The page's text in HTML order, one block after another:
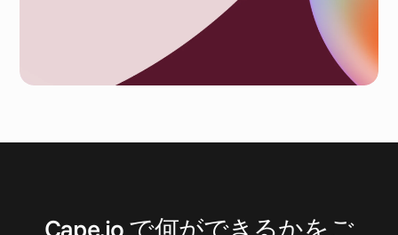
お問 い 合わ せ
Cape.io で何ができるかをご